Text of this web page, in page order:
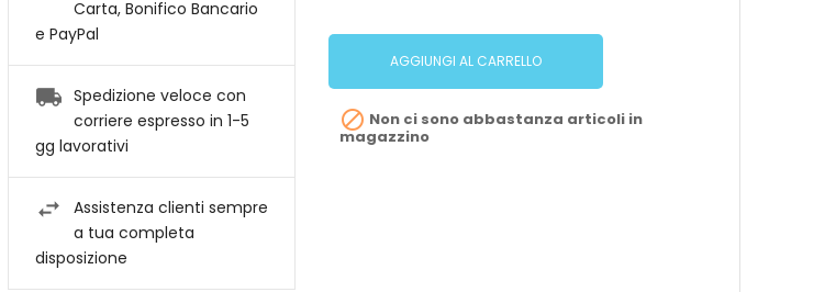
AGGIUNGI AL CARRELLO
 Non ci sono abbastanza articoli in
magazzino
Carta, Bonifico Bancario
e PayPal
Spedizione veloce con
corriere espresso in 1-5
gg lavorativi
Assistenza clienti sempre
a tua completa
disposizione